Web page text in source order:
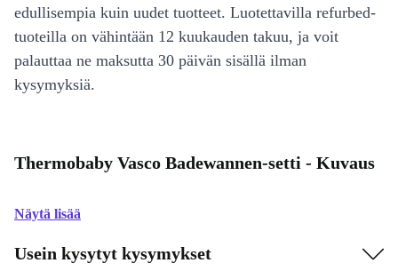
edullisempia kuin uudet tuotteet. Luotettavilla refurbed-
tuoteilla on vähintään 12 kuukauden takuu, ja voit
palauttaa ne maksutta 30 päivän sisällä ilman
kysymyksiä.
Thermobaby Vasco Badewannen-setti - Kuvaus
Näytä lisää
Usein kysytyt kysymykset